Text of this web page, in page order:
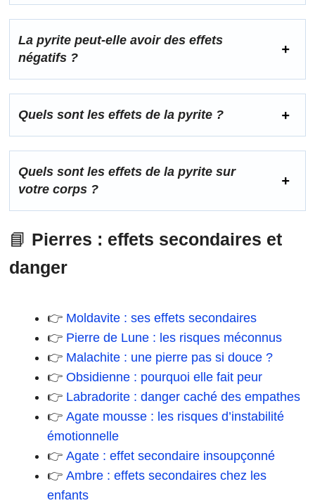
La pyrite peut-elle avoir des effets
négatifs ?
Quels sont les effets de la pyrite ?
Quels sont les effets de la pyrite sur
votre corps ?
📘 Pierres : effets secondaires et
danger
👉 Moldavite : ses effets secondaires
👉 Pierre de Lune : les risques méconnus
👉 Malachite : une pierre pas si douce ?
👉 Obsidienne : pourquoi elle fait peur
👉 Labradorite : danger caché des empathes
👉 Agate mousse : les risques d’instabilité
émotionnelle
👉 Agate : effet secondaire insoupçonné
👉 Ambre : effets secondaires chez les
enfants